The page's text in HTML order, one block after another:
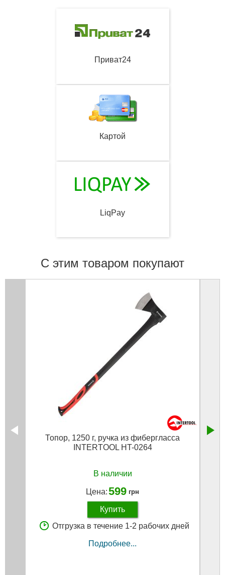
Приват24
Картой
LiqPay
С этим товаром покупают
Топор, 1250 г, ручка из фибергласса
INTERTOOL HT-0264
В наличии
Цена:599 грн
Купить
Отгрузка в течение 1-2 рабочих дней
Подробнее...